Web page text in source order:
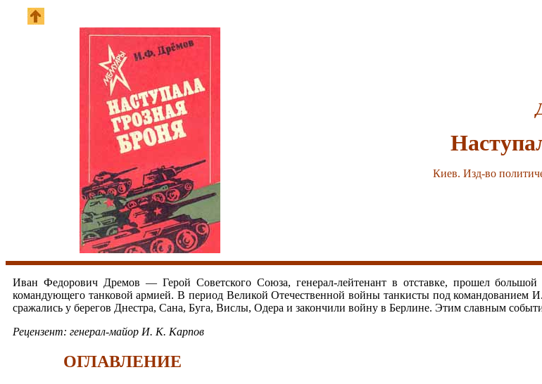
Киев. Изд-во
Иван Федорович Дремов — Герой Советского Союза, генерал-лейтенант в отставке, прошел
командующего танковой армией. В период Великой Отечественной войны танкисты под
сражались у берегов Днестра, Сана, Буга, Вислы, Одера и закончили войну в Берлине. Этим славным
Рецензент: генерал-майор И. К. Карпов
ОГЛАВЛЕНИЕ